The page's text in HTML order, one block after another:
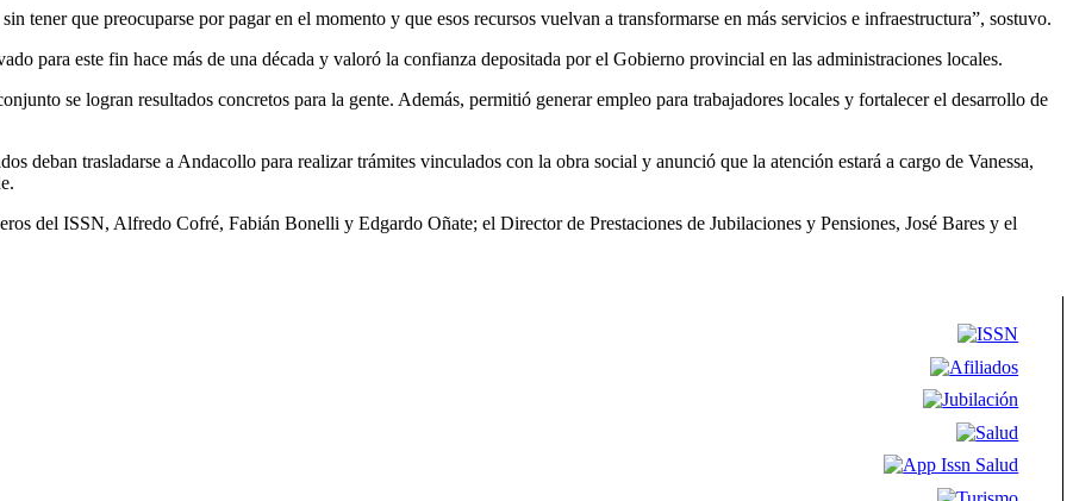
tener que preocuparse por pagar en el momento y que esos recursos vuelvan a transformarse en más servicios e infraestructura”, sostuvo.
para este fin hace más de una década y valoró la confianza depositada por el Gobierno provincial en las administraciones locales.
se logran resultados concretos para la gente. Además, permitió generar empleo para trabajadores locales y fortalecer el desarrollo de
deban trasladarse a Andacollo para realizar trámites vinculados con la obra social y anunció que la atención estará a cargo de Vanessa,
del ISSN, Alfredo Cofré, Fabián Bonelli y Edgardo Oñate; el Director de Prestaciones de Jubilaciones y Pensiones, José Bares y el